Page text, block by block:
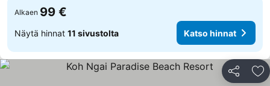
Alkaen 99 €
Näytä hinnat 11 sivustolta Katso hinnat
Jaa